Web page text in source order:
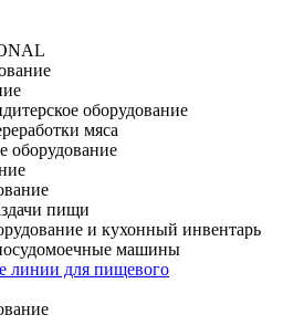
оборудование
мяса
оборудование
пищи
и кухонный инвентарь
машины
линии для пищевого